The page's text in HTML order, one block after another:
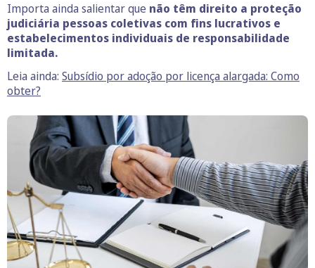
Importa ainda salientar que não têm direito a proteção
judiciária pessoas coletivas com fins lucrativos e
estabelecimentos individuais de responsabilidade
limitada.
Leia ainda: Subsídio por adoção por licença alargada: Como
obter?